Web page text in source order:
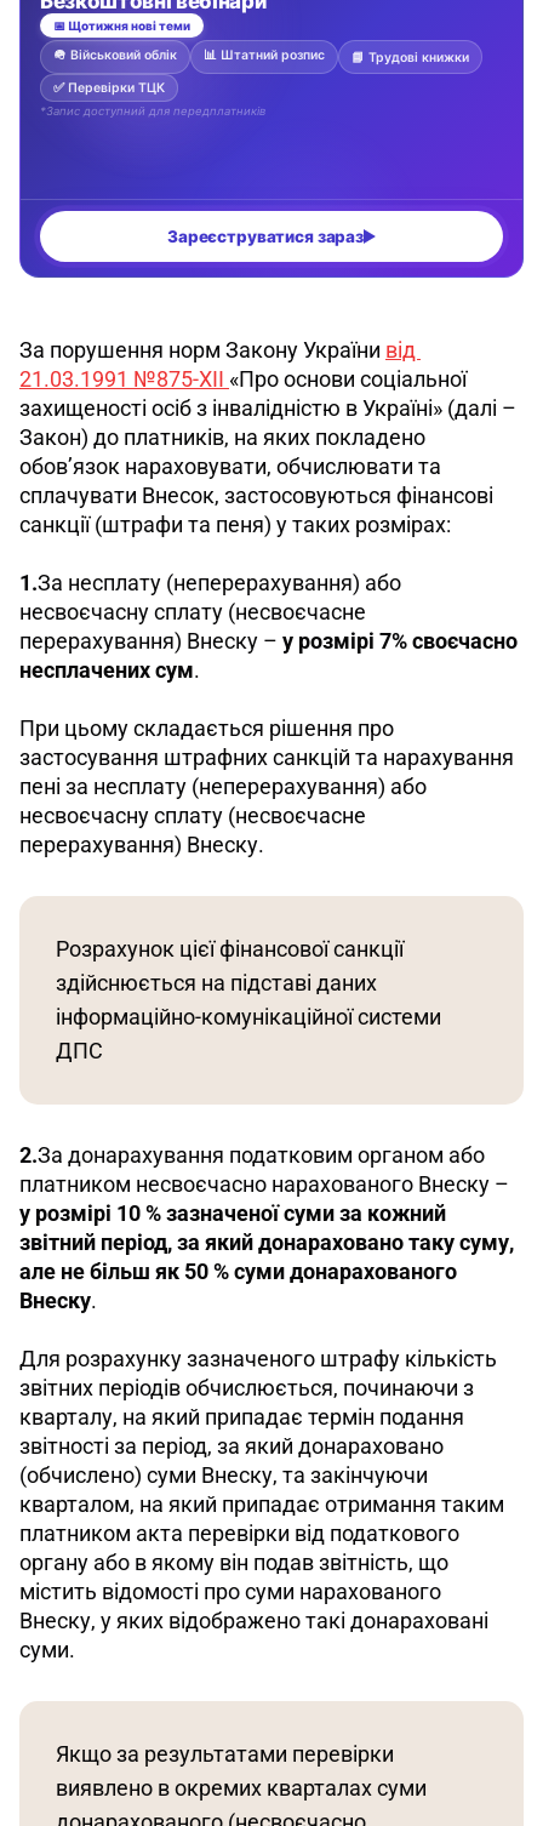
За порушення норм Закону України від
21.03.1991 №875-ХІІ «Про основи соціальної
захищеності осіб з інвалідністю в Україні» (далі –
Закон) до платників, на яких покладено
обов’язок нараховувати, обчислювати та
сплачувати Внесок, застосовуються фінансові
санкції (штрафи та пеня) у таких розмірах:
1.За несплату (неперерахування) або
несвоєчасну сплату (несвоєчасне
перерахування) Внеску – у розмірі 7% своєчасно
несплачених сум.
При цьому складається рішення про
застосування штрафних санкцій та нарахування
пені за несплату (неперерахування) або
несвоєчасну сплату (несвоєчасне
перерахування) Внеску.
Розрахунок цієї фінансової санкції
здійснюється на підставі даних
інформаційно-комунікаційної системи
ДПС
2.За донарахування податковим органом або
платником несвоєчасно нарахованого Внеску –
у розмірі 10 % зазначеної суми за кожний
звітний період, за який донараховано таку суму,
але не більш як 50 % суми донарахованого
Внеску.
Для розрахунку зазначеного штрафу кількість
звітних періодів обчислюється, починаючи з
кварталу, на який припадає термін подання
звітності за період, за який донараховано
(обчислено) суми Внеску, та закінчуючи
кварталом, на який припадає отримання таким
платником акта перевірки від податкового
органу або в якому він подав звітність, що
містить відомості про суми нарахованого
Внеску, у яких відображено такі донараховані
суми.
Якщо за результатами перевірки
виявлено в окремих кварталах суми